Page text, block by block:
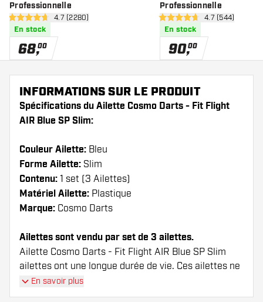
Professionnelle
ouvrir le panneau des avis
4.7 étoiles de notation
4.7 (2280)
En stock
68,00
Professionnelle
ouvrir le
4.7 étoiles de notation
4.7 (544)
En stock
90,00
INFORMATIONS SUR LE PRODUIT
Spécifications du Ailette Cosmo Darts - Fit Flight
AIR Blue SP Slim:
Couleur Ailette: Bleu
Forme Ailette: Slim
Contenu: 1 set (3 Ailettes)
Matériel Ailette: Plastique
Marque: Cosmo Darts
Ailettes sont vendu par set de 3 ailettes.
Ailette Cosmo Darts - Fit Flight AIR Blue SP Slim
ailettes ont une longue durée de vie. Ces ailettes ne
peuvent être utilisées qu'avec les tiges Cosmo Fit.
En savoir plus